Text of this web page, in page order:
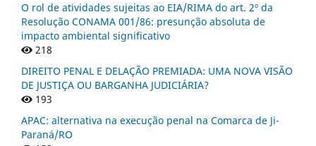
O rol de atividades sujeitas ao EIA/RIMA do art. 2º da
Resolução CONAMA 001/86: presunção absoluta de
impacto ambiental significativo
218
DIREITO PENAL E DELAÇÃO PREMIADA: UMA NOVA VISÃO
DE JUSTIÇA OU BARGANHA JUDICIÁRIA?
193
APAC: alternativa na execução penal na Comarca de Ji-
Paraná/RO